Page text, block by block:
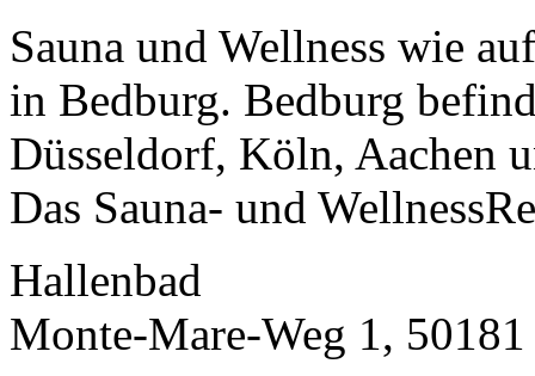
Sauna und Wellness wie
in Bedburg. Bedburg
Düsseldorf, Köln, Aachen
Das Sauna- und
Hallenbad
Monte-Mare-Weg 1,